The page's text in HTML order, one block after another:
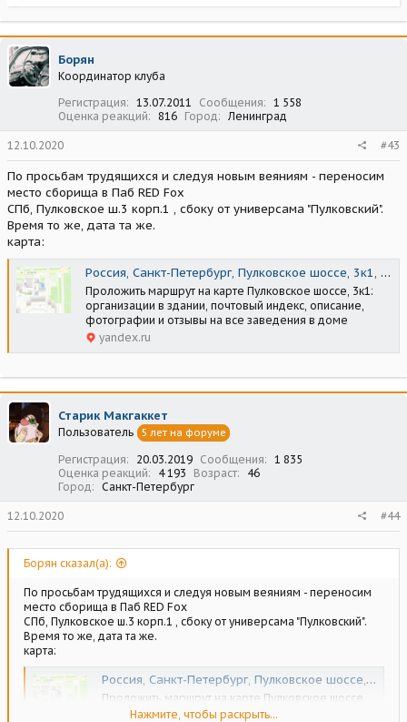
а
к
ц
и
и
Борян
Координатор клуба
Регистрация
13.07.2011 Сообщения
1 558
Оценка реакций
816 Город Ленинград
12.10.2020 #43
По просьбам трудящихся и следуя новым веяниям - переносим
место сборища в Паб RED Fox
CПб, Пулковское ш.3 корп.1 , сбоку от универсама "Пулковский".
Время то же, дата та же.
карта:
Россия, Санкт-Петербург, Пулковское шоссе, 3к1, 196240
Проложить маршрут на карте Пулковское шоссе, 3к1:
организации в здании, почтовый индекс, описание,
фотографии и отзывы на все заведения в доме
yandex.ru
Старик Макгаккет
Пользователь 5 лет на форуме
Регистрация 20.03.2019 Сообщения
1 835
Оценка реакций
4 193 Возраст
46
Город
Санкт-Петербург
12.10.2020 #44
Борян сказал(а):
По просьбам трудящихся и следуя новым веяниям - переносим
место сборища в Паб RED Fox
CПб, Пулковское ш.3 корп.1 , сбоку от универсама "Пулковский".
Время то же, дата та же.
карта:
Россия, Санкт-Петербург, Пулковское шоссе, 3к1, 196240
Проложить маршрут на карте Пулковское шоссе,
3к1: организации в здании, почтовый индекс,
Нажмите, чтобы раскрыть...